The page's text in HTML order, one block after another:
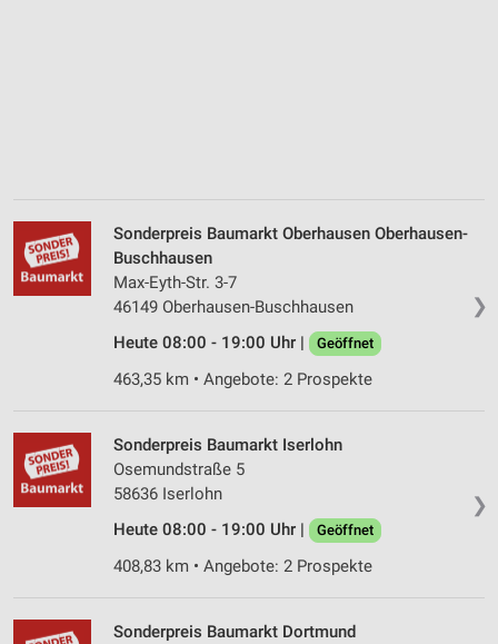
❯
Sonderpreis Baumarkt Oberhausen Oberhausen-
Buschhausen
Max-Eyth-Str. 3-7
46149 Oberhausen-Buschhausen
Heute 08:00 - 19:00 Uhr |
Geöffnet
463,35 km • Angebote: 2 Prospekte
❯
Sonderpreis Baumarkt Iserlohn
Osemundstraße 5
58636 Iserlohn
Heute 08:00 - 19:00 Uhr |
Geöffnet
408,83 km • Angebote: 2 Prospekte
Sonderpreis Baumarkt Dortmund